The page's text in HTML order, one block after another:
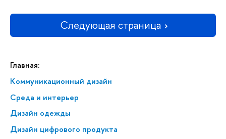
Главная:
Коммуникационный дизайн
Среда и интерьер
Дизайн одежды
Дизайн цифрового продукта
Следующая страница